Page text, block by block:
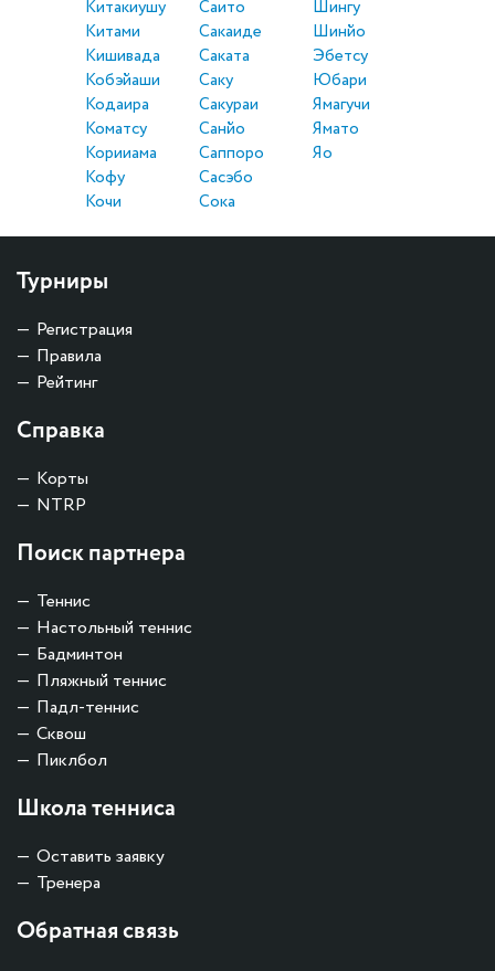
Китакиушу
Китами
Кишивада
Кобэйаши
Кодаира
Коматсу
Корииама
Кофу
Кочи
Саито
Сакаиде
Саката
Саку
Сакураи
Санйо
Саппоро
Сасэбо
Сока
Шингу
Шинйо
Эбетсу
Юбари
Ямагучи
Ямато
Яо
Турниры
Регистрация
Правила
Рейтинг
Справка
Корты
NTRP
Поиск партнера
Теннис
Настольный теннис
Бадминтон
Пляжный теннис
Падл-теннис
Сквош
Пиклбол
Школа тенниса
Оставить заявку
Тренера
Обратная связь